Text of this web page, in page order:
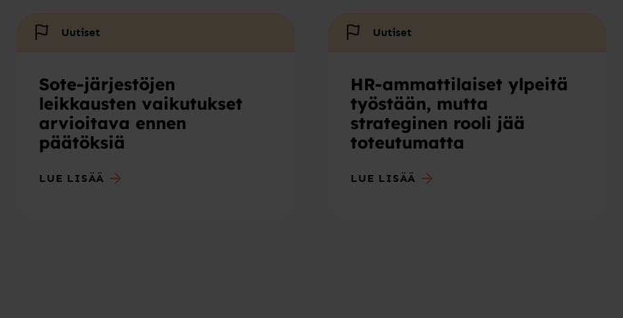
Uutiset
Sote-järjestöjen
leikkausten vaikutukset
arvioitava ennen
päätöksiä
LUE LISÄÄ
Uutiset
HR-ammattilaiset ylpeitä
työstään, mutta
strateginen rooli jää
toteutumatta
LUE LISÄÄ